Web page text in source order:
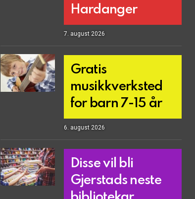
Hardanger
7. august 2026
Gratis
musikkverksted
for barn 7-15 år
6. august 2026
Disse vil bli
Gjerstads neste